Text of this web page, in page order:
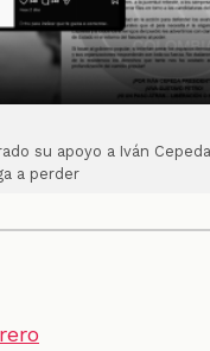
su apoyo a Iván
a perder